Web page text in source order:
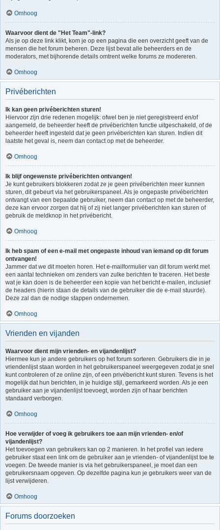
Omhoog
Waarvoor dient de "Het Team"-link?
Als je op deze link klikt, kom je op een pagina die een overzicht geeft van de
mensen die het forum beheren. Deze lijst bevat alle beheerders en de
moderators, met bijhorende details omtrent welke forums ze modereren.
Omhoog
Privéberichten
Ik kan geen privéberichten sturen!
Hiervoor zijn drie redenen mogelijk: ofwel ben je niet geregistreerd en/of
aangemeld, de beheerder heeft de privéberichten functie uitgeschakeld, of de
beheerder heeft ingesteld dat je geen privéberichten kan sturen. Indien dit
laatste het geval is, neem dan contact op met de beheerder.
Omhoog
Ik blijf ongewenste privéberichten ontvangen!
Je kunt gebruikers blokkeren zodat ze je geen privéberichten meer kunnen
sturen, dit gebeurt via het gebruikerspaneel. Als je ongepaste privéberichten
ontvangt van een bepaalde gebruiker, neem dan contact op met de beheerder,
deze kan ervoor zorgen dat hij of zij niet langer privéberichten kan sturen of
gebruik de meldknop in het privébericht.
Omhoog
Ik heb spam of een e-mail met ongepaste inhoud van iemand op dit forum
ontvangen!
Jammer dat we dit moeten horen. Het e-mailformulier van dit forum werkt met
een aantal technieken om zenders van zulke berichten te traceren. Het beste
wat je kan doen is de beheerder een kopie van het bericht e-mailen, inclusief
de headers (hierin staan de details van de gebruiker die de e-mail stuurde).
Deze zal dan de nodige stappen ondernemen.
Omhoog
Vrienden en vijanden
Waarvoor dient mijn vrienden- en vijandenlijst?
Hiermee kun je andere gebruikers op het forum sorteren. Gebruikers die in je
vriendenlijst staan worden in het gebruikerspaneel weergegeven zodat je snel
kunt controleren of ze online zijn, of een privébericht kunt sturen. Tevens is het
mogelijk dat hun berichten, in je huidige stijl, gemarkeerd worden. Als je een
gebruiker aan je vijandenlijst toevoegt, worden zijn of haar berichten
standaard verborgen.
Omhoog
Hoe verwijder of voeg ik gebruikers toe aan mijn vrienden- en/of
vijandenlijst?
Het toevoegen van gebruikers kan op 2 manieren. In het profiel van iedere
gebruiker staat een link om de gebruiker aan je vrienden- of vijandenlijst toe te
voegen. De tweede manier is via het gebruikerspaneel, je moet dan een
gebruikersnaam opgeven. Op dezelfde pagina kun je gebruikers weer van de
lijst verwijderen.
Omhoog
Forums doorzoeken